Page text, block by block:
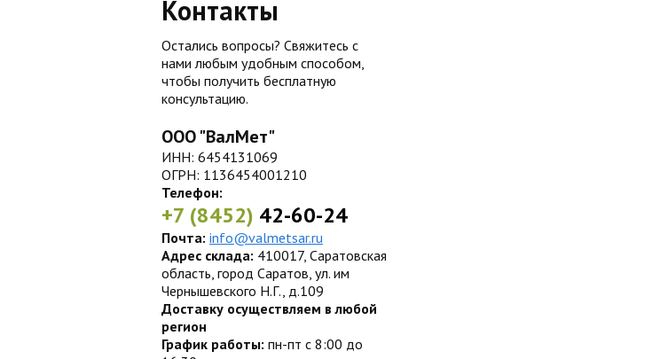
Контакты
Остались вопросы? Свяжитесь с
нами любым удобным способом,
чтобы получить бесплатную
консультацию.
ООО "ВалМет"
ИНН: 6454131069
ОГРН: 1136454001210
Телефон:
+7 (8452) 42-60-24
Почта: info@valmetsar.ru
Адрес склада: 410017, Саратовская
область, город Саратов, ул. им
Чернышевского Н.Г., д.109
Доставку осуществляем в любой
регион
График работы: пн-пт с 8:00 до